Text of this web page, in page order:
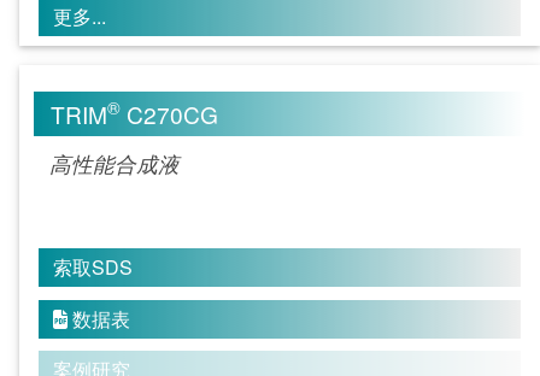
更多...
TRIM® C270CG
高性能合成液
索取SDS
 数据表
案例研究